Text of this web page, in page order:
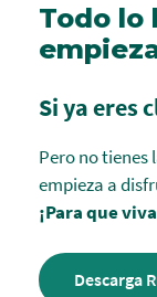
Todo lo
Si ya eres
Pero no tienes
empieza a
¡Para que